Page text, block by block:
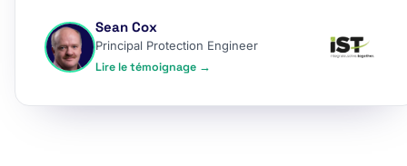
Sean Cox
Principal Protection Engineer
Lire le témoignage →